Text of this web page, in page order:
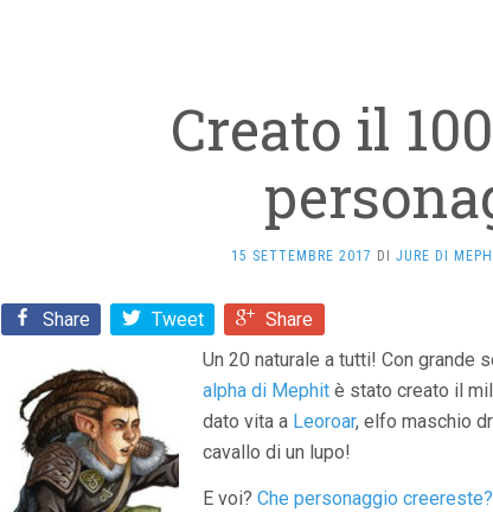
Creato il
15 SETTEMBRE 2017 DI JURE DI
Share Tweet
Share
Un 20 naturale a tutti! Con grande
alpha di Mephit è stato creato il
dato vita a Leoroar, elfo maschio
cavallo di un lupo!
E voi? Che personaggio creereste?